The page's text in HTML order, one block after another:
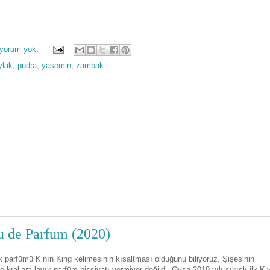
yok:
pudra yasemin zambak
de Parfum (2020)
parfümü K’nın King kelimesinin kısaltması olduğunu biliyoruz. Şişesinin